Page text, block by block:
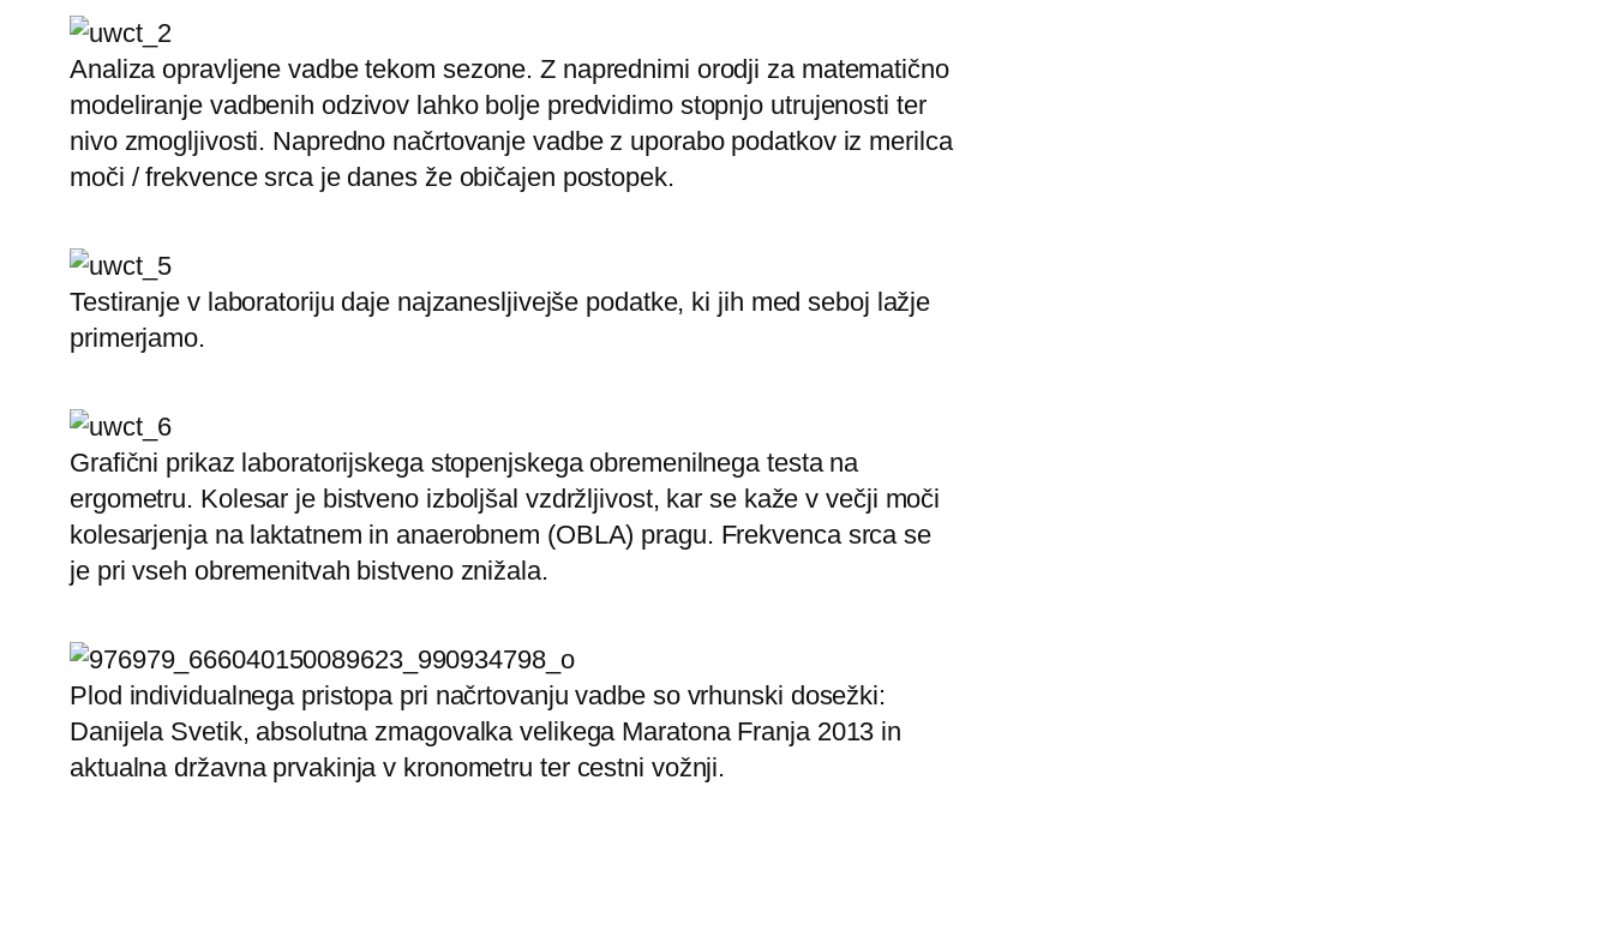
Analiza opravljene vadbe tekom sezone. Z naprednimi orodji za matematično
modeliranje vadbenih odzivov lahko bolje predvidimo stopnjo utrujenosti ter
nivo zmogljivosti. Napredno načrtovanje vadbe z uporabo podatkov iz merilca
moči / frekvence srca je danes že običajen postopek.
Testiranje v laboratoriju daje najzanesljivejše podatke, ki jih med seboj lažje
primerjamo.
Grafični prikaz laboratorijskega stopenjskega obremenilnega testa na
ergometru. Kolesar je bistveno izboljšal vzdržljivost, kar se kaže v večji moči
kolesarjenja na laktatnem in anaerobnem (OBLA) pragu. Frekvenca srca se
je pri vseh obremenitvah bistveno znižala.
Plod individualnega pristopa pri načrtovanju vadbe so vrhunski dosežki:
Danijela Svetik, absolutna zmagovalka velikega Maratona Franja 2013 in
aktualna državna prvakinja v kronometru ter cestni vožnji.